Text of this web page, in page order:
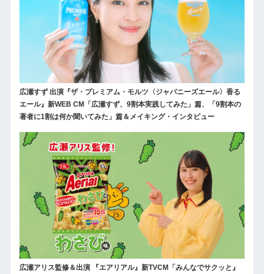
広瀬すず 出演『ザ・プレミアム・モルツ〈ジャパニーズエール〉香る
エール』新WEB CM「広瀬すず、9割本実践してみた」篇、「9割本の
著者に1割は何か聞いてみた」篇＆メイキング・インタビュー
広瀬アリス監修＆出演 『エアリアル』新TVCM「みんなでサクッと』